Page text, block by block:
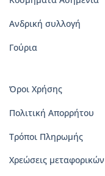
Ανδρική συλλογή
Γούρια
Όροι Χρήσης
Πολιτική Απορρήτου
Τρόποι Πληρωμής
Χρεώσεις μεταφορικών